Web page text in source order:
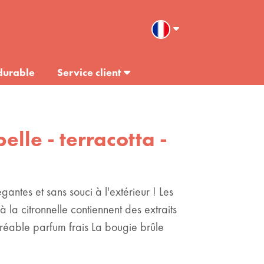
Service client
- terracotta -
et sans souci à l'extérieur ! Les
la citronnelle contiennent des extraits
parfum frais La bougie brûle